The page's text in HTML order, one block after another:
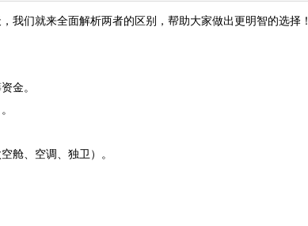
我们就来全面解析两者的区别，帮助大家做出更明智的选择！
金。
舱、空调、独卫）。